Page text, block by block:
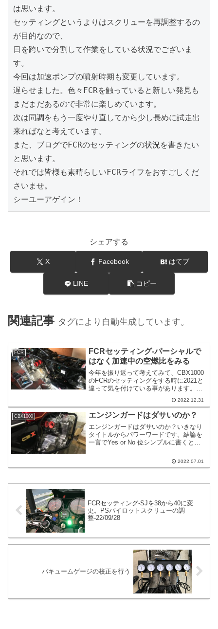
は思います。
セッティングというよりはスクリューを再調整するの
が目的なので、
日を跨いで分割して作業をしている状況でございま
す。
今回は加速ポンプの噴射時期も変更しています。
遅らせました。色々FCRを触っていると新しい発見も
まだまだあるので非常に楽しめています。
次は同調をもう一度やり直してから少し長めに試走出
来ればなと考えています。
また、ブログでFCRのセッティングの状況を書きたい
と思います。
それでは皆様も素晴らしいFCRライフをおすごしくだ
さいませ。
シーユーアゲイン！
シェアする
X Facebook はてブ
LINE コピー
関連記事 タグにより自動生成しています。
FCR
FCRセッティング-パーシャルで
はなく加速中の空燃比をみる
今年を振り返って考えてみて、CBX1000
のFCRのセッティングをする時に2021と
違って気を付けている事があります。パ
ます。パーシャルはスロットルを固定し
て安定している走行状態のことです。以
下の投稿は空燃比計を装着している事前
提で書いています。
2022.12.31
CBX1000 エンジンガードはダサいのか？
エンジンガードはダサいのか？いきなり
タイトルからパワーワードです。結論を
一言でYes or No 位シンプルに書くと
と、概ねダサくなる場合が多い。という
意見を私は持っています。CBX1000に必
2022.07.01
FCRセッティング-SJを38から40に変
更。PSパイロットスクリューの調
整-22/09/28
バキュームゲージの校正を行う